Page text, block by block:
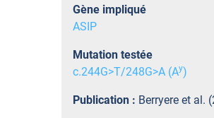
Gène impliqué
ASIP
Mutation testée
c.244G>T/248G>A (Ay)
Publication : Berryere et al.